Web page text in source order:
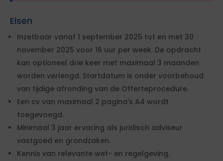
Eisen
Inzetbaar vanaf 1 september 2025 tot en met 30
november 2025 voor 16 uur per week. De opdracht
kan optioneel drie keer met maximaal 3 maanden
worden verlengd. Startdatum is onder voorbehoud
van tijdige afronding van de Offerteprocedure.
Een cv van maximaal 2 pagina's A4 wordt
toegevoegd.
Minimaal 3 jaar ervaring als juridisch adviseur
vastgoed en grondzaken.
Kennis van relevante wet- en regelgeving.